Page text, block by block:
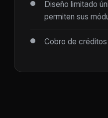
Diseño limitado
permiten sus
Cobro de